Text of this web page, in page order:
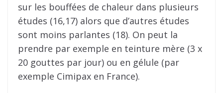
sur les bouffées de chaleur dans plusieurs
études (16,17) alors que d’autres études
sont moins parlantes (18). On peut la
prendre par exemple en teinture mère (3 x
20 gouttes par jour) ou en gélule (par
exemple Cimipax en France).